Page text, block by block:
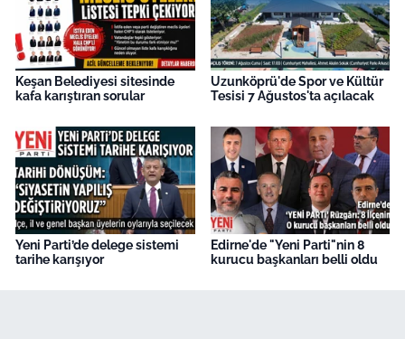
Keşan Belediyesi sitesinde
kafa karıştıran sorular
Uzunköprü'de Spor ve Kültür
Tesisi 7 Ağustos'ta açılacak
Yeni Parti’de delege sistemi
tarihe karışıyor
Edirne'de "Yeni Parti"nin 8
kurucu başkanları belli oldu